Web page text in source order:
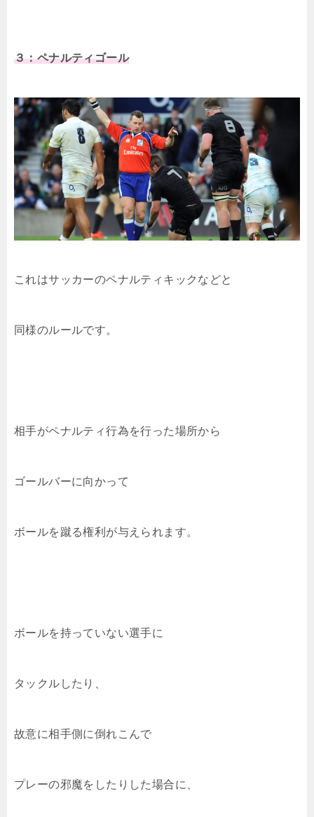
３：ペナルティゴール
これはサッカーのペナルティキックなどと
同様のルールです。
相手がペナルティ行為を行った場所から
ゴールバーに向かって
ボールを蹴る権利が与えられます。
ボールを持っていない選手に
タックルしたり、
故意に相手側に倒れこんで
プレーの邪魔をしたりした場合に、